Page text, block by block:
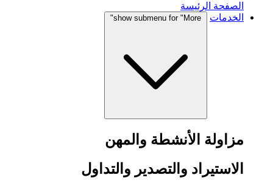
الصفحة الرئيسة
الخدمات
show submenu for "More"
مزاولة الأنشطة والمهن
الاستيراد والتصدير والتداول